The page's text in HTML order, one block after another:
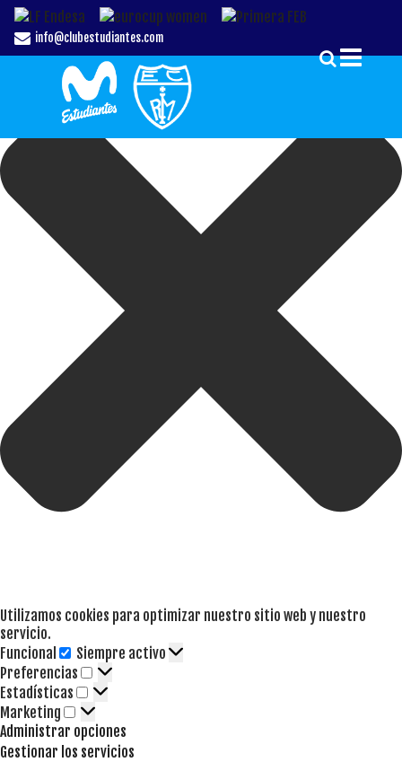
Gestionar el Consentimiento de las Cookies
Utilizamos cookies para optimizar nuestro sitio web y nuestro
servicio.
Funcional
Funcional
Siempre activo
Preferencias
Preferencias
Estadísticas Estadísticas
Marketing Marketing
Administrar opciones
Gestionar los servicios
info@clubestudiantes.com